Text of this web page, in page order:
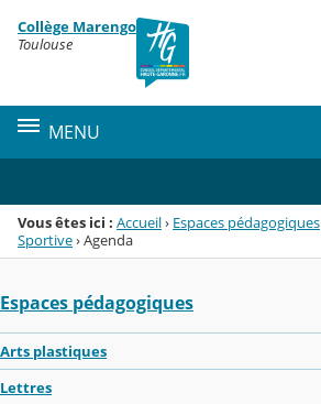
Menu de la rubrique
Contenu
Collège Marengo
Toulouse
MENU
Vous êtes ici : Accueil› Espaces pédagogiques
Sportive›Agenda
Espaces pédagogiques
Arts plastiques
Lettres